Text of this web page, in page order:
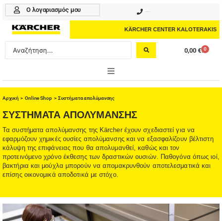
Μετάβαση
περιεχόμενο
Ο λογαριασμός μου
KÄRCHER CENTER KALOTERAKIS
Search
...
0,00 € 0
Cart
ONLINE SHOP
HOME & GARDEN
PROFESSIONAL
ΑΞΕΣΟΥΑΡ
ΚΑΘΑΡΙΣΤΙΚΑ
ΥΠΗΡΕΣΙΕΣ-ΝΕΑ-ΛΥΣΕΙΣ
Αρχική > Online Shop> Συστήματα απολύμανσης
ΣΥΣΤΉΜΑΤΑ ΑΠΟΛΎΜΑΝΣΗΣ
Τα συστήματα απολύμανσης της Kärcher έχουν σχεδιαστεί για να
εφαρμόζουν χημικές ουσίες απολύμανσης και να εξασφαλίζουν βέλτιστη
κάλυψη της επιφάνειας που θα απολυμανθεί, καθώς και τον
προτεινόμενο χρόνο έκθεσης των δραστικών ουσιών. Παθογόνα όπως ιοί,
βακτήρια και μούχλα μπορούν να απομακρυνθούν αποτελεσματικά και
επίσης οικονομικά αποδοτικά με στόχο.